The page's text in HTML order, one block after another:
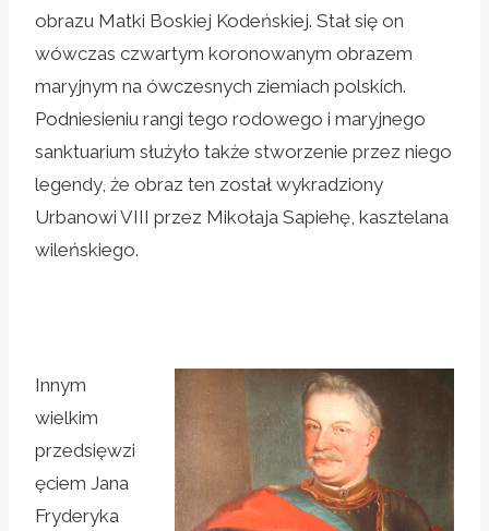
obrazu Matki Boskiej Kodeńskiej. Stał się on
wówczas czwartym koronowanym obrazem
maryjnym na ówczesnych ziemiach polskich.
Podniesieniu rangi tego rodowego i maryjnego
sanktuarium służyło także stworzenie przez niego
legendy, że obraz ten został wykradziony
Urbanowi VIII przez Mikołaja Sapiehę, kasztelana
wileńskiego.
Innym
wielkim
przedsięwzi
ęciem Jana
Fryderyka